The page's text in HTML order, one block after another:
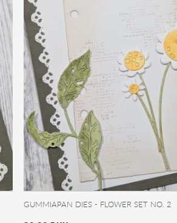
GUMMIAPAN DIES - FLOWER SET NO. 2